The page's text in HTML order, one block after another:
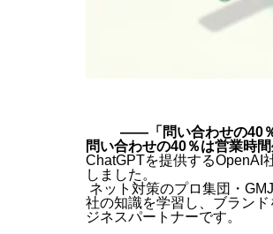
―― 「問い合わせの40
問い合わせの40％は営業時
ChatGPTを提供するOpenAI
しました。
ネット対策のプロ集団・
社の知識を学習し、ブラン
ジネスパートナーです。